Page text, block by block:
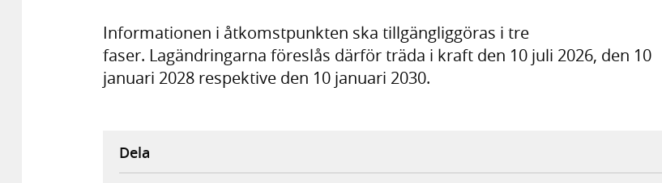
Informationen i åtkomstpunkten ska tillgängliggöras i tre
faser. Lagändringarna föreslås därför träda i kraft den 10 juli 2026, den 10
januari 2028 respektive den 10 januari 2030.
Dela